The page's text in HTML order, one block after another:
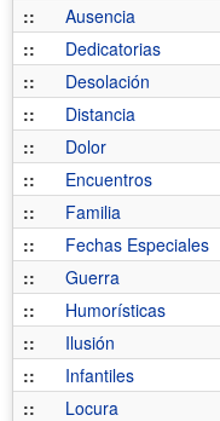
::
Ausencia
::
Dedicatorias
::
Desolación
::
Distancia
::
Dolor
::
Encuentros
::
Familia
::
Fechas Especiales
::
Guerra
::
Humorísticas
::
Ilusión
::
Infantiles
::
Locura